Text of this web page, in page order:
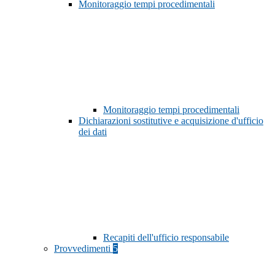
Monitoraggio tempi procedimentali
Monitoraggio tempi procedimentali
Dichiarazioni sostitutive e acquisizione d'ufficio
dei dati
Recapiti dell'ufficio responsabile
Provvedimenti 5